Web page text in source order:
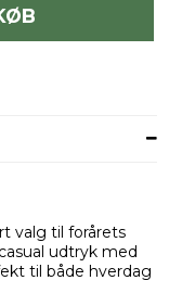
valg til forårets
udtryk med
til både hverdag